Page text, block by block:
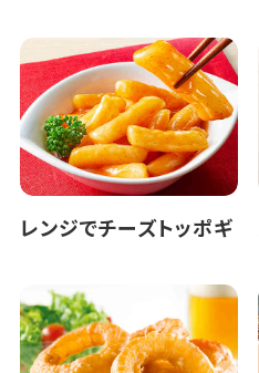
レンジでチーズトッポギ